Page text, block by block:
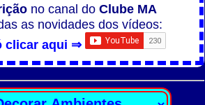
no canal doClube MA
as novidades dos vídeos:
clicar aqui ⇒